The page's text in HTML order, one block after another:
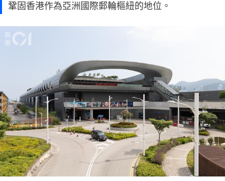
鞏固香港作為亞洲國際郵輪樞紐的地位。